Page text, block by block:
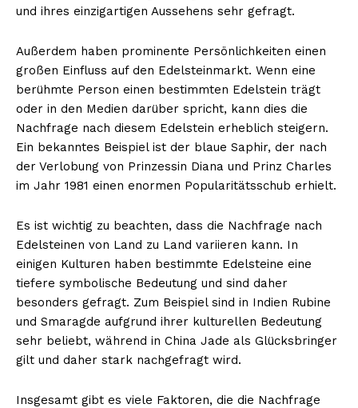
Erhalte unseren
kostenlosen Newsletter
und ihres einzigartigen Aussehens sehr gefragt.
Außerdem haben prominente Persönlichkeiten einen
großen Einfluss auf den Edelsteinmarkt. Wenn eine
berühmte Person einen bestimmten Edelstein trägt
oder in den Medien darüber spricht, kann dies die
Nachfrage nach diesem Edelstein erheblich steigern.
Ein bekanntes Beispiel ist der blaue Saphir, der nach
der Verlobung von Prinzessin Diana und Prinz Charles
im Jahr 1981 einen enormen Popularitätsschub erhielt.
Es ist wichtig zu beachten, dass die Nachfrage nach
Edelsteinen von Land zu Land variieren kann. In
einigen Kulturen haben bestimmte Edelsteine eine
tiefere symbolische Bedeutung und sind daher
besonders gefragt. Zum Beispiel sind in Indien Rubine
und Smaragde aufgrund ihrer kulturellen Bedeutung
sehr beliebt, während in China Jade als Glücksbringer
gilt und daher stark nachgefragt wird.
Insgesamt gibt es viele Faktoren, die die Nachfrage